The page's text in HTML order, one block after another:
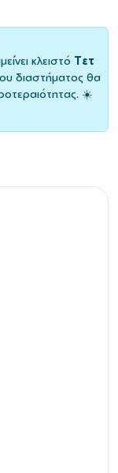
κλειστό Τετ
διαστήματος θα
☀️